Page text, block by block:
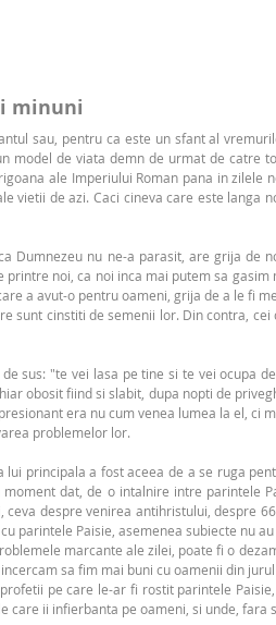
minuni
sau, pentru ca este un sfant al
model de viata demn de urmat de
ale Imperiului Roman pana in
vietii de azi. Caci cineva care este
Dumnezeu nu ne-a parasit, are grija
noi, ca noi inca mai putem sa
a avut-o pentru oameni, grija de a le fi
sunt cinstiti de semenii lor. Din contra,
sus: "te vei lasa pe tine si te vei ocupa
obosit fiind si slabit, dupa nopti de
era nu cum venea lumea la el,
problemelor lor.
principala a fost aceea de a se ruga
dat, de o intalnire intre parintele
despre venirea antihristului, despre
parintele Paisie, asemenea subiecte nu
marcante ale zilei, poate fi o
sa fim mai buni cu oamenii din
pe care le-ar fi rostit parintele
care ii infierbanta pe oameni, si unde, fara